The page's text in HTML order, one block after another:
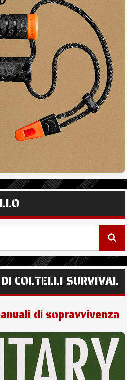
COLTELLI SURVIVAL
di sopravvivenza